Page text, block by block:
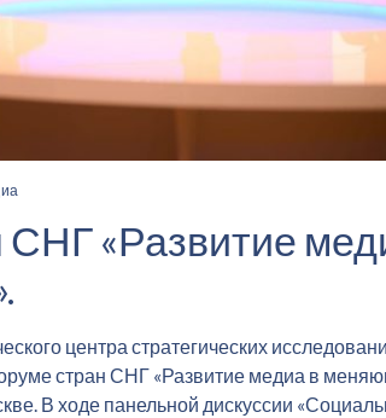
«Развитие
центра стратегических
стран СНГ «Развитие медиа в
В ходе панельной дискуссии